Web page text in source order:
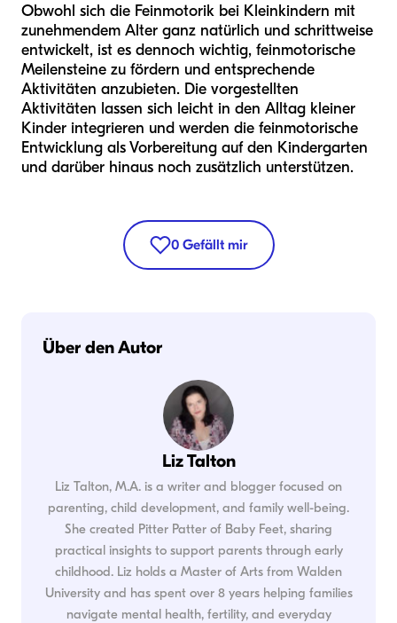
Obwohl sich die Feinmotorik bei Kleinkindern mit
zunehmendem Alter ganz natürlich und schrittweise
entwickelt, ist es dennoch wichtig, feinmotorische
Meilensteine zu fördern und entsprechende
Aktivitäten anzubieten. Die vorgestellten
Aktivitäten lassen sich leicht in den Alltag kleiner
Kinder integrieren und werden die feinmotorische
Entwicklung als Vorbereitung auf den Kindergarten
und darüber hinaus noch zusätzlich unterstützen.
0 Gefällt mir
Über den Autor
Liz Talton
Liz Talton, M.A. is a writer and blogger focused on
parenting, child development, and family well-being.
She created Pitter Patter of Baby Feet, sharing
practical insights to support parents through early
childhood. Liz holds a Master of Arts from Walden
University and has spent over 8 years helping families
navigate mental health, fertility, and everyday